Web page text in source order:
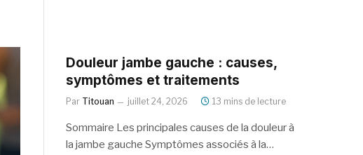
Douleur jambe gauche : causes,
symptômes et traitements
Par Titouan juillet 24, 2026 13 mins de lecture
Sommaire Les principales causes de la douleur à
la jambe gauche Symptômes associés à la…